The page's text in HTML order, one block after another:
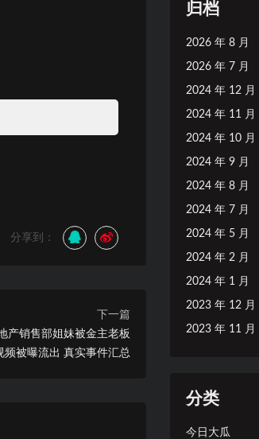
分享到：
下一篇
产销售部姐妹被金主老板
频被曝流出 真实事件汇总
归档
2026 年 8 月
2026 年 7 月
2024 年 12 月
2024 年 11 月
2024 年 10 月
2024 年 9 月
2024 年 8 月
2024 年 7 月
2024 年 5 月
2024 年 2 月
2024 年 1 月
2023 年 12 月
2023 年 11 月
分类
今日大瓜